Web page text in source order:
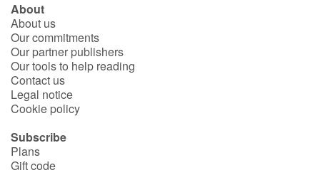
About
About us
Our commitments
Our partner publishers
Our tools to help reading
Contact us
Legal notice
Cookie policy
Subscribe
Plans
Gift code